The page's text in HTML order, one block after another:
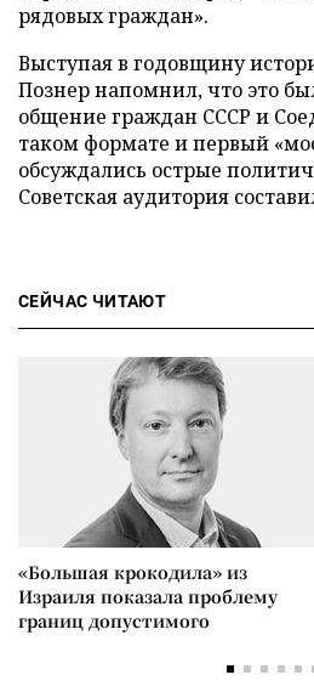
рядовых граждан».
Выступая в годовщину
Познер напомнил, что это
общение граждан СССР и
таком формате и первый
обсуждались острые
Советская аудитория
СЕЙЧАС ЧИТАЮТ
«Большая крокодила» из
Израиля показала проблему
границ допустимого